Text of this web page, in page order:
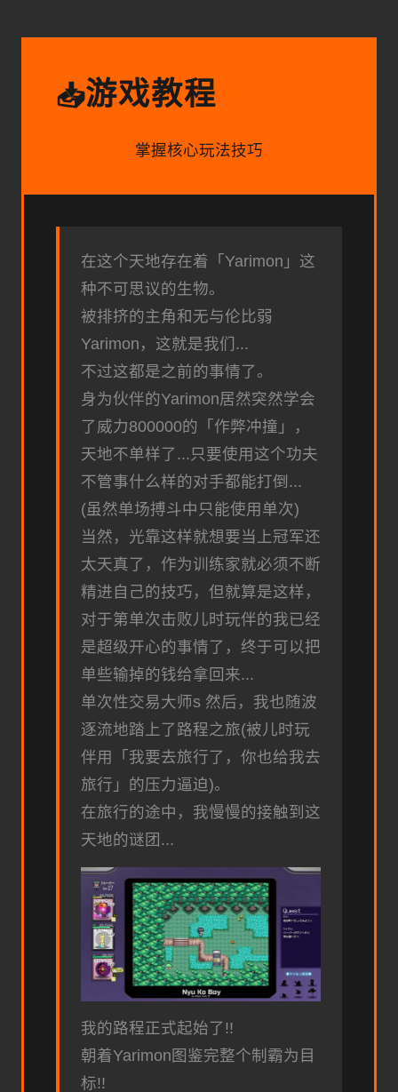
📥游戏教程
掌握核心玩法技巧
在这个天地存在着「Yarimon」这
种不可思议的生物。
被排挤的主角和无与伦比弱
Yarimon，这就是我们...
不过这都是之前的事情了。
身为伙伴的Yarimon居然突然学会
了威力800000的「作弊冲撞」，
天地不单样了...只要使用这个功夫
不管事什么样的对手都能打倒...
(虽然单场搏斗中只能使用单次)
当然，光靠这样就想要当上冠军还
太天真了，作为训练家就必须不断
精进自己的技巧，但就算是这样，
对于第单次击败儿时玩伴的我已经
是超级开心的事情了，终于可以把
单些输掉的钱给拿回来...
单次性交易大师s 然后，我也随波
逐流地踏上了路程之旅(被儿时玩
伴用「我要去旅行了，你也给我去
旅行」的压力逼迫)。
在旅行的途中，我慢慢的接触到这
天地的谜团...
我的路程正式起始了!!
朝着Yarimon图鉴完整个制霸为目
标!!